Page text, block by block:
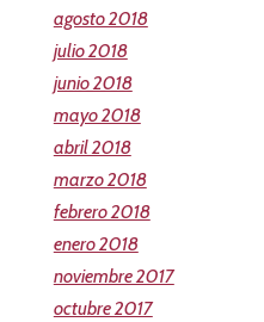
agosto 2018
julio 2018
junio 2018
mayo 2018
abril 2018
marzo 2018
febrero 2018
enero 2018
noviembre 2017
octubre 2017